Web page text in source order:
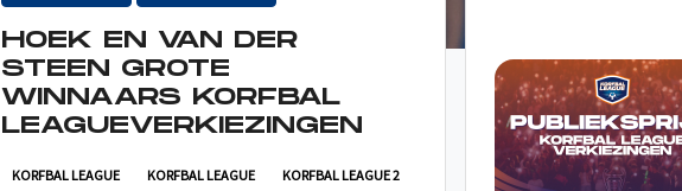
HOEK EN VAN DER
STEEN GROTE
WINNAARS KORFBAL
LEAGUEVERKIEZINGEN
KORFBAL LEAGUE KORFBAL LEAGUE KORFBAL LEAGUE 2